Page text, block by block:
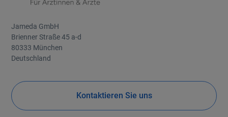
Jameda GmbH
Brienner Straße 45 a-d
80333 München
Deutschland
Kontaktieren Sie uns